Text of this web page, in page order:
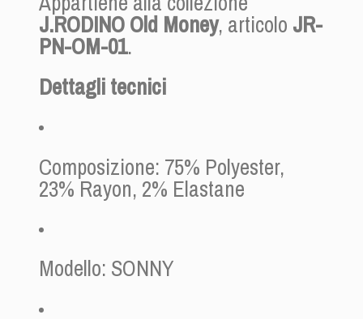
J.RODINO Old Money, articolo JR-
PN-OM-01.
Dettagli tecnici
Composizione: 75% Polyester,
23% Rayon, 2% Elastane
Modello: SONNY